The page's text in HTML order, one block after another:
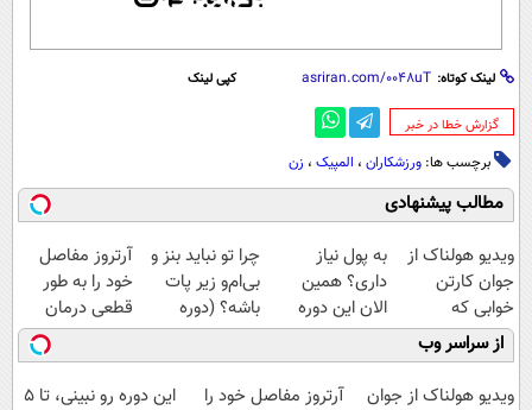
لینک کوتاه: کپی لینک
‌گزارش خطا در خبر
برچسب ها: ورزشکاران ، المپیک ، زن
مطالب پیشنهادی
ویدیو هولناک از
جوان کارتن
خوابی که
میلیاردر شد.
آموزش رایگان
به پول نیاز
داری؟ همین
الان این دوره
رایگان رو شرکت
کن تا دیر نشده!
چرا تو نباید بنز و
بی‌ام‌و زیر پات
باشه؟ (دوره
رایگان درآمد
میلیاردی)
آرتروز مفاصل
خود را به طور
قطعی درمان
کنید!
◗پرسش‌نامه◖
از سراسر وب
ویدیو هولناک از جوان
آرتروز مفاصل خود را
این دوره رو نبینی، تا 5